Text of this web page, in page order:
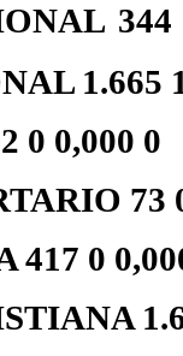
344
1.665
0 0,000 0
73
0